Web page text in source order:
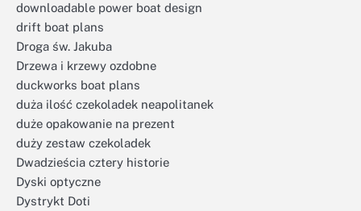
downloadable power boat design
drift boat plans
Droga św. Jakuba
Drzewa i krzewy ozdobne
duckworks boat plans
duża ilość czekoladek neapolitanek
duże opakowanie na prezent
duży zestaw czekoladek
Dwadzieścia cztery historie
Dyski optyczne
Dystrykt Doti